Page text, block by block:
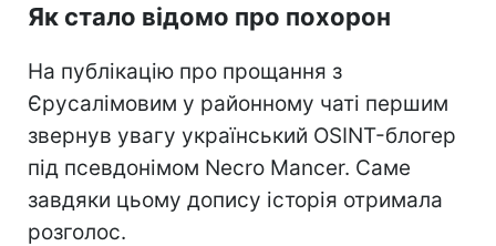
Як стало відомо про похорон
На публікацію про прощання з
Єрусалімовим у районному чаті першим
звернув увагу український OSINT-блогер
під псевдонімом Necro Mancer. Саме
завдяки цьому допису історія отримала
розголос.